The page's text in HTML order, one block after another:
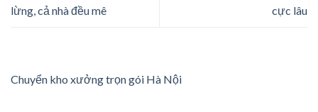
lừng, cả nhà đều mê
cực lâu
Chuyển kho xưởng trọn gói Hà Nội